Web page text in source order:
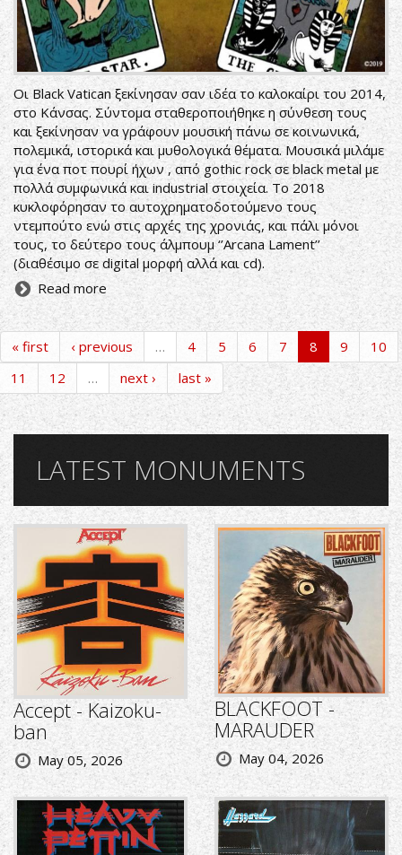
Οι Black Vatican ξεκίνησαν σαν ιδέα το καλοκαίρι του 2014,
στο Κάνσας. Σύντομα σταθεροποιήθηκε η σύνθεση τους
και ξεκίνησαν να γράφουν μουσική πάνω σε κοινωνικά,
πολεμικά, ιστορικά και μυθολογικά θέματα. Μουσικά μιλάμε
για ένα ποτ πουρί ήχων , από gothic rock σε black metal με
πολλά συμφωνικά και industrial στοιχεία. To 2018
κυκλοφόρησαν το αυτοχρηματοδοτούμενο τους
ντεμπούτο ενώ στις αρχές της χρονιάς, και πάλι μόνοι
τους, το δεύτερο τους άλμπουμ ‘’Arcana Lament’’
(διαθέσιμο σε digital μορφή αλλά και cd).
Read more
« first ‹ previous … 4 5 6 7 8 9
10
11
12 … next › last »
LATEST MONUMENTS
Accept - Kaizoku-
ban
May 05, 2026
BLACKFOOT -
MARAUDER
May 04, 2026